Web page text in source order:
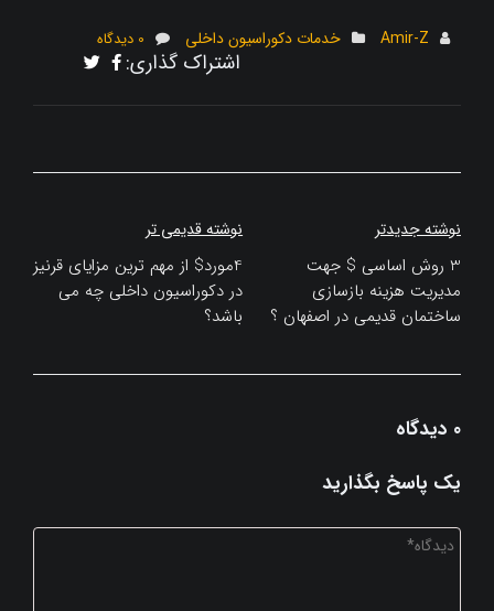
Amir-Z خدمات دکوراسیون داخلی 0 دیدگاه
اشتراک گذاری:
راهبری
نوشته
نوشته قدیمی تر
4مورد$ از مهم ترین مزایای قرنیز
در دکوراسیون داخلی چه می
باشد؟
نوشته جدیدتر
3 روش اساسی $ جهت
مدیریت هزینه بازسازی
ساختمان قدیمی در اصفهان ؟
0 دیدگاه
یک پاسخ بگذارید